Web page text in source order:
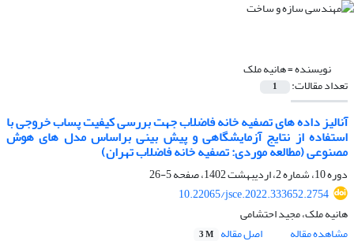
نویسنده =هانیه ملک
تعداد مقالات: 1
آنالیز داده های تصفیه خانه فاضلاب جهت بررسی کیفیت پساب خروجی با
استفاده از نتایج آزمایشگاهی و پیش بینی براساس مدل های هوش
مصنوعی (مطالعه موردی: تصفیه خانه فاضلاب تهران)
دوره 10، شماره 2، اردیبهشت 1402، صفحه
5-26
10.22065/jsce.2022.333652.2754
هانیه ملک، مجید احتشامی
مشاهده مقاله
اصل مقاله 3 M